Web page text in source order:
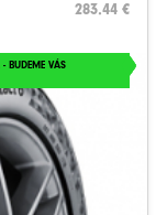
283.44 €
BUDEME VÁS